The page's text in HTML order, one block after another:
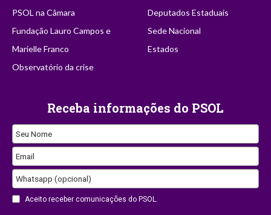
PSOL na Câmara
Fundação Lauro Campos e
Marielle Franco
Observatório da crise
Deputados Estaduais
Sede Nacional
Estados
Receba informações do PSOL
Seu Nome
Email
Whatsapp (opcional)
Aceito receber comunicações do PSOL.